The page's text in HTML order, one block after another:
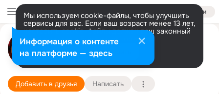
Войти
Мы используем cookie-файлы, чтобы улучшить
сервисы для вас. Если ваш возраст менее 13 лет,
настроить cookie-файлы должен ваш законный
представитель. Больше информации
Разрешить все Настроить
Татьяна Сидорова
Санкт-Петербург
328 школа
Подробнее
Добавить в друзья Написать
Информация о контенте
на платформе — здесь